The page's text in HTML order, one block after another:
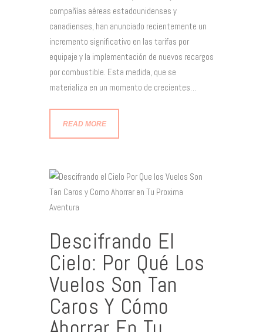
compañías aéreas estadounidenses y
canadienses, han anunciado recientemente un
incremento significativo en las tarifas por
equipaje y la implementación de nuevos recargos
por combustible. Esta medida, que se
materializa en un momento de crecientes…
READ MORE
Descifrando El
Cielo: Por Qué Los
Vuelos Son Tan
Caros Y Cómo